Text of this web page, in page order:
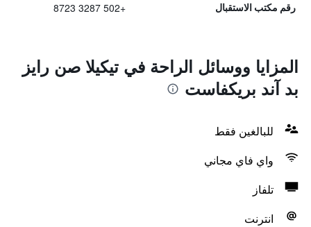
رقم مكتب الاستقبال +502 3287 8723
المزايا ووسائل الراحة في تيكيلا صن رايز
بد آند بريكفاست
للبالغين فقط
واي فاي مجاني
تلفاز
انترنت